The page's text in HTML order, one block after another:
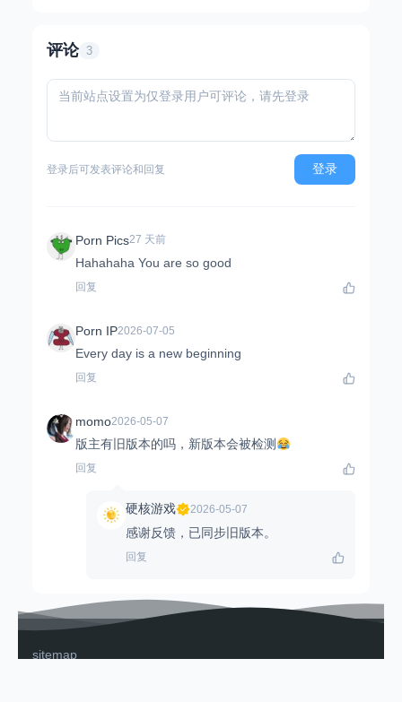
评论 3
登录后可发表评论和回复 登录
Porn Pics27 天前
Hahahaha You are so good
回复
Porn IP2026-07-05
Every day is a new beginning
回复
momo2026-05-07
版主有旧版本的吗，新版本会被检测
回复
硬核游戏 2026-05-07
感谢反馈，已同步旧版本。
回复
sitemap